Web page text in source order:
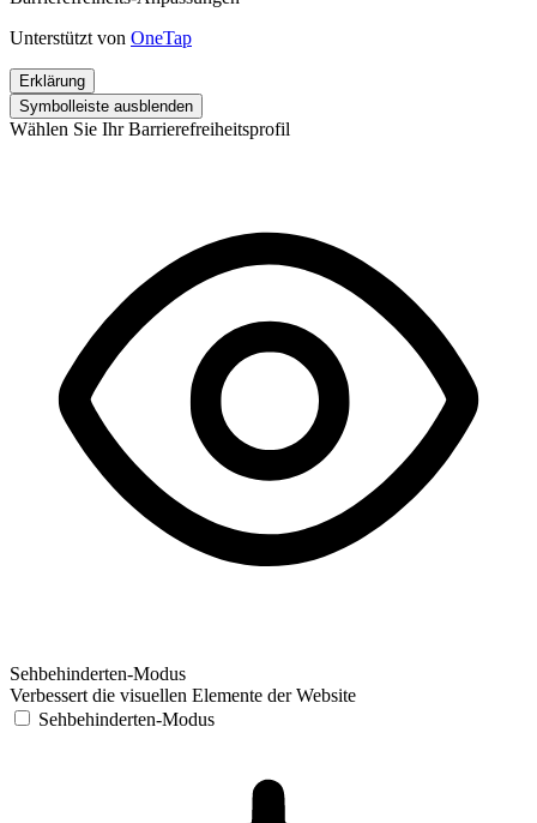
Unterstützt von OneTap
Erklärung
Symbolleiste ausblenden
Wählen Sie Ihr Barrierefreiheitsprofil
Sehbehinderten-Modus
Verbessert die visuellen Elemente der Website
Sehbehinderten-Modus